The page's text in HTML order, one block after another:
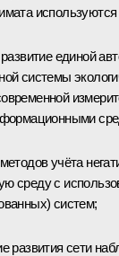
единой
системы
учёта
среду с
систем;
развития сети